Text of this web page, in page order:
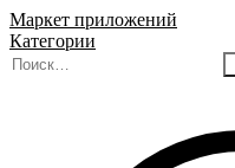
Маркет приложений
Категории